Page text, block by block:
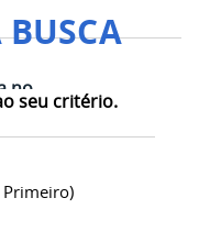
seu critério.
Primeiro)
no